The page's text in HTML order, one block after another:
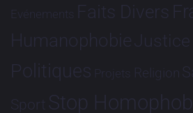
Evénements Faits Divers
HumanophobieJustice
Politiques Projets Religion
Sport Stop